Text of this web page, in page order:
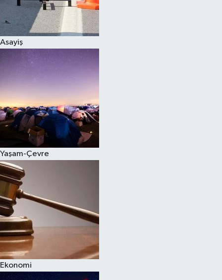
Asayiş
Yaşam-Çevre
Ekonomi
Spor
Hava Durumu
Kadın
Kültür Sanat
Sağlık
Siyaset
Teknoloji